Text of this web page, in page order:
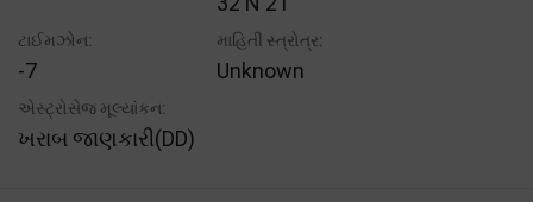
ટાઈમઝોન:
-7
માહિતી સ્ત્રોત્ર:
Unknown
એસ્ટ્રોસેજ મૂલ્યાંકન:
ખરાબ જાણકારી(DD)